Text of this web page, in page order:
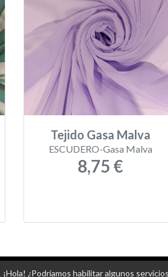
Tejido Gasa Malva
ESCUDERO-Gasa Malva
8,75 €
¡Hola! ¿Podríamos habilitar algunos